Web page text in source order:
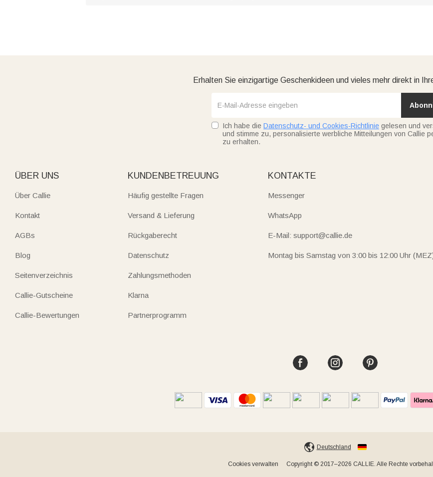
Erhalten Sie einzigartige Geschenkideen und vieles mehr direkt in
Ich habe die Datenschutz- und Cookies-Richtlinie gelesen und
und stimme zu, personalisierte werbliche Mitteilungen von Callie
zu erhalten.
ÜBER UNS
Über Callie
Kontakt
AGBs
Blog
Seitenverzeichnis
Callie-Gutscheine
Callie-Bewertungen
KUNDENBETREUUNG
Häufig gestellte Fragen
Versand & Lieferung
Rückgaberecht
Datenschutz
Zahlungsmethoden
Klarna
Partnerprogramm
KONTAKTE
Messenger
WhatsApp
E-Mail: support@callie.de
Montag bis Samstag von 3:00 bis 12:00 Uhr
Deutschland
Cookies verwalten Copyright © 2017–2026 CALLIE. Alle Rechte